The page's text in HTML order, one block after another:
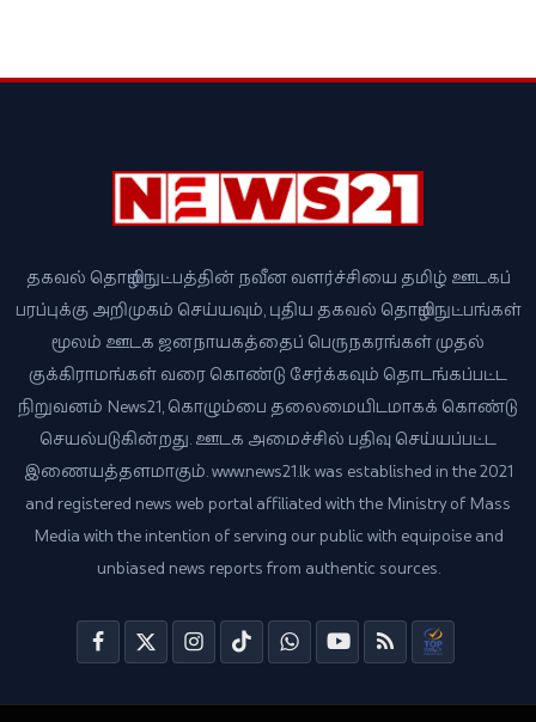
தகவல் தொழில்நுட்பத்தின் நவீன வளர்ச்சியை தமிழ் ஊடகப்
பரப்புக்கு அறிமுகம் செய்யவும், புதிய தகவல் தொழில்நுட்பங்கள்
மூலம் ஊடக ஜனநாயகத்தைப் பெருநகரங்கள் முதல்
குக்கிராமங்கள் வரை கொண்டு சேர்க்கவும் தொடங்கப்பட்ட
நிறுவனம் News21, கொழும்பை தலைமையிடமாகக் கொண்டு
செயல்படுகின்றது. ஊடக அமைச்சில் பதிவு செய்யப்பட்ட
இணையத்தளமாகும். www.news21.lk was established in the 2021
and registered news web portal affiliated with the Ministry of Mass
Media with the intention of serving our public with equipoise and
unbiased news reports from authentic sources.